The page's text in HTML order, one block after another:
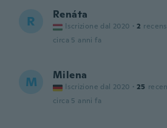
R Renáta
Iscrizione dal 2020 · 2
circa 5 anni fa
M Milena
Iscrizione dal 2020 · 25
circa 5 anni fa